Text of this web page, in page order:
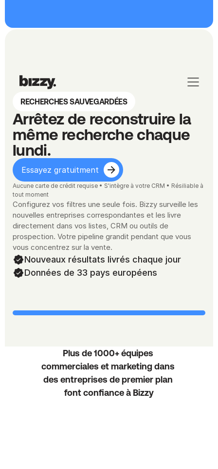
RECHERCHES SAUVEGARDÉES
Arrêtez de reconstruire la
même recherche chaque
lundi.
Essayez gratuitment
Aucune carte de crédit requise • S'intègre à votre CRM • Résiliable à
tout moment
Configurez vos filtres une seule fois. Bizzy surveille les
nouvelles entreprises correspondantes et les livre
directement dans vos listes, CRM ou outils de
prospection. Votre pipeline grandit pendant que vous
vous concentrez sur la vente.
Nouveaux résultats livrés chaque jour
Données de 33 pays européens
Plus de 1000+ équipes
commerciales et marketing dans
des entreprises de premier plan
font confiance à Bizzy